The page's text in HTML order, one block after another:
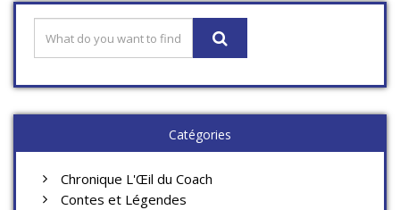
Catégories
Chronique L'Œil du Coach
Contes et Légendes